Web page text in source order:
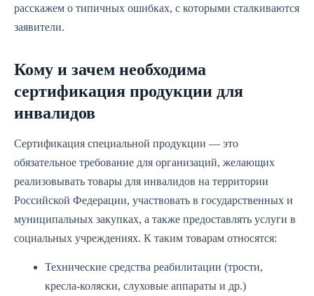
расскажем о типичных ошибках, с которыми сталкиваются
заявители.
Кому и зачем необходима
сертификация продукции для
инвалидов
Сертификация специальной продукции — это
обязательное требование для организаций, желающих
реализовывать товары для инвалидов на территории
Российской Федерации, участвовать в государственных и
муниципальных закупках, а также предоставлять услуги в
социальных учреждениях. К таким товарам относятся:
Технические средства реабилитации (трости,
кресла-коляски, слуховые аппараты и др.)